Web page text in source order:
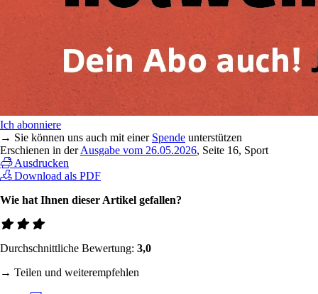
Ich abonniere
→ Sie können uns auch mit einer Spende unterstützen
Erschienen in derAusgabe vom 26.05.2026, Seite 16, Sport
Ausdrucken
Download als PDF
Wie hat Ihnen dieser Artikel gefallen?
Durchschnittliche Bewertung: 3,0
→ Teilen und weiterempfehlen